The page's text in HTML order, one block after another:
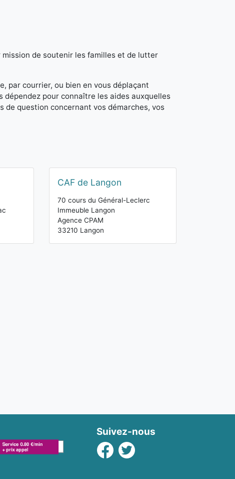
mission de soutenir les familles et de lutter
par courrier, ou bien en vous déplaçant
dépendez pour connaître les aides auxquelles
de question concernant vos démarches, vos
CAF de Langon
70 cours du Général-Leclerc
Immeuble Langon
Agence CPAM
33210 Langon
Suivez-nous
Facebook
Twitter